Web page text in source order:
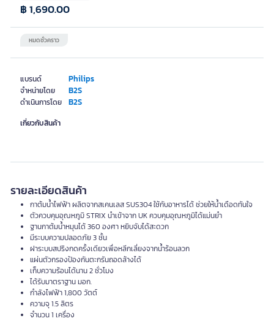
แบรนด์ Philips
จำหน่ายโดย B2S
ดำเนินการโดย B2S
หมดชั่วคราว
฿ 1,690.00
เกี่ยวกับสินค้า
รายละเอียดสินค้า
กาต้มน้ำไฟฟ้า ผลิตจากสเคนเลส SUS304 ใช้กับอาหารได้ ช่วยให้น้ำเดือดทันใจ
ตัวควบคุมอุณหภูมิ STRIX นำเข้าจาก UK ควบคุมอุณหภูมิได้แม่นยำ
ฐานกาต้มน้ำหมุนได้ 360 องศา หยิบจับได้สะดวก
มีระบบความปลอดภัย 3 ชั้น
ฝาระบบสปริงกดครั้งเดียวเพื่อหลีกเลี่ยงจากน้ำร้อนลวก
แผ่นตัวกรองป้องกันตะกรันถอดล้างได้
เก็บความร้อนได้นาน 2 ชั่วโมง
ได้รับมาตราฐาน มอก.
กำลังไฟฟ้า 1,800 วัตต์
ความจุ 1.5 ลิตร
จำนวน 1 เครื่อง